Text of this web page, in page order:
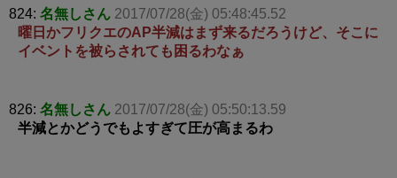
824: 名無しさん 2017/07/28(金) 05:48:45.52
曜日かフリクエのAP半減はまず来るだろうけど、そこに
イベントを被らされても困るわなぁ
826: 名無しさん 2017/07/28(金) 05:50:13.59
半減とかどうでもよすぎて圧が高まるわ